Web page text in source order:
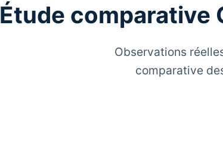
Étude comparative
Observations
comparative